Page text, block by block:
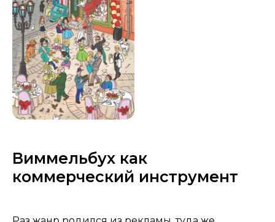
Виммельбух как
коммерческий инструмент